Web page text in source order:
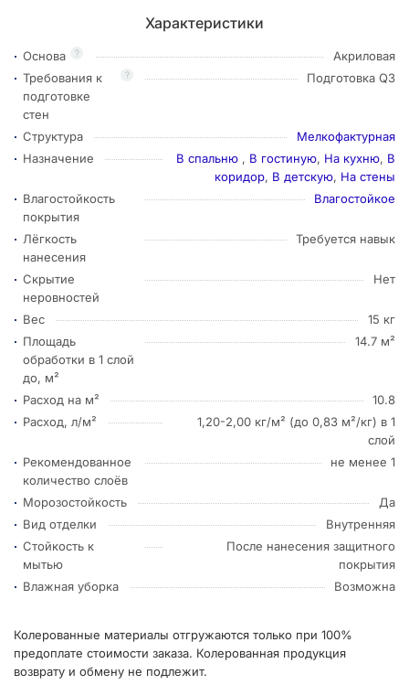
Характеристики
?
Основа Акриловая
?
Требования к
подготовке
стен
Подготовка Q3
Структура
Мелкофактурная
Назначение
В спальню , В гостиную, На кухню, В
коридор, В детскую, На стены
Влагостойкость
покрытия
Влагостойкое
Лёгкость
нанесения
Требуется навык
Скрытие
неровностей
Нет
Вес
15 кг
Площадь
обработки в 1 слой
до, м²
14.7 м²
Расход на м²
10.8
Расход, л/м²
1,20-2,00 кг/м² (до 0,83 м²/кг) в 1
слой
Рекомендованное
количество слоёв
не менее 1
Морозостойкость
Да
Вид отделки
Внутренняя
Стойкость к
мытью
После нанесения защитного
покрытия
Влажная уборка
Возможна
Колерованные материалы отгружаются только при 100%
предоплате стоимости заказа. Колерованная продукция
возврату и обмену не подлежит.